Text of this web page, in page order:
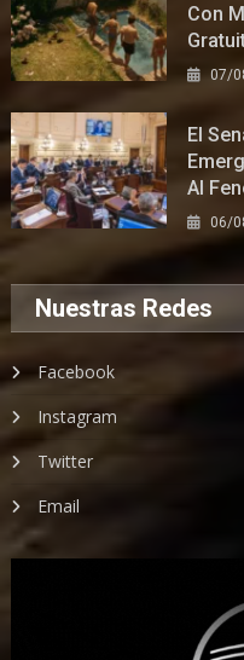
Con
07/
El
Al
06/
Nuestras Redes
Facebook
Instagram
Twitter
Email